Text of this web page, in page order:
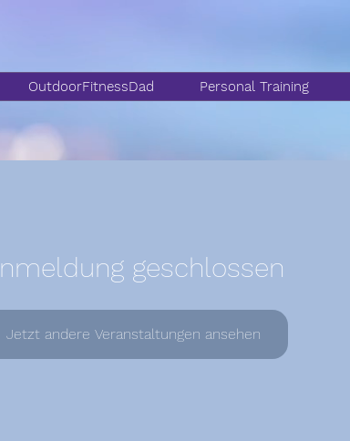
OutdoorFitnessDad Personal Training
geschlossen
Jetzt andere Veranstaltungen ansehen